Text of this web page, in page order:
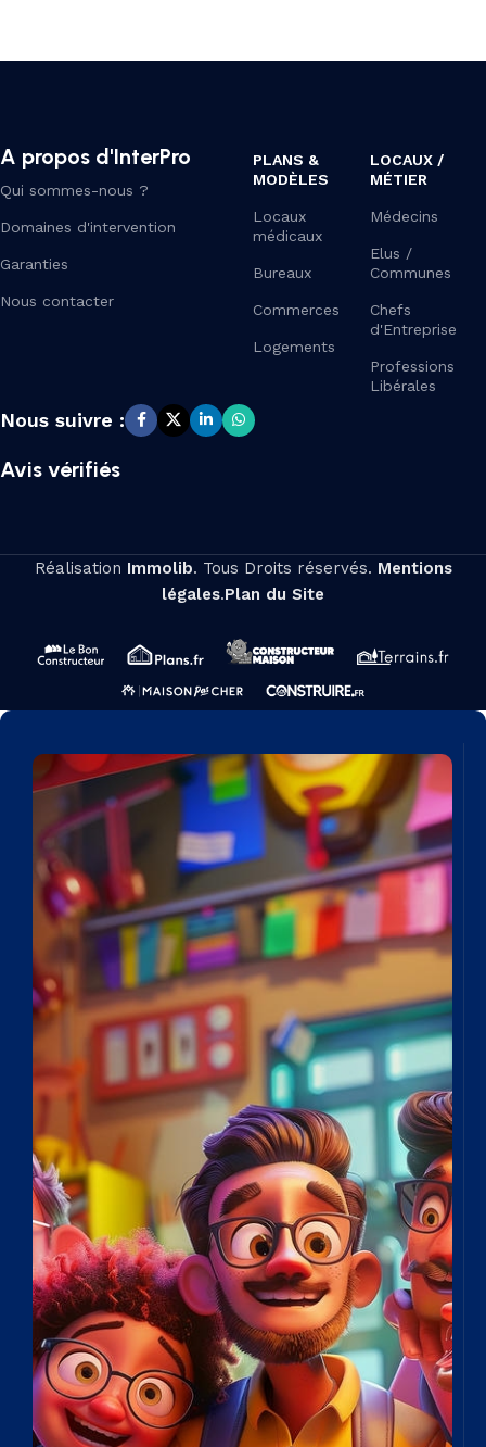
A propos d'InterPro
Qui sommes-nous ?
Domaines d'intervention
Garanties
Nous contacter
PLANS &
MODÈLES
Locaux
médicaux
Bureaux
Commerces
Logements
LOCAUX /
MÉTIER
Médecins
Elus /
Communes
Chefs
d'Entreprise
Professions
Libérales
Nous suivre :
Avis vérifiés
Réalisation Immolib. Tous Droits réservés. Mentions
légales.Plan du Site